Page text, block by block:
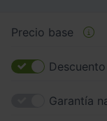
Precio base
Garantía